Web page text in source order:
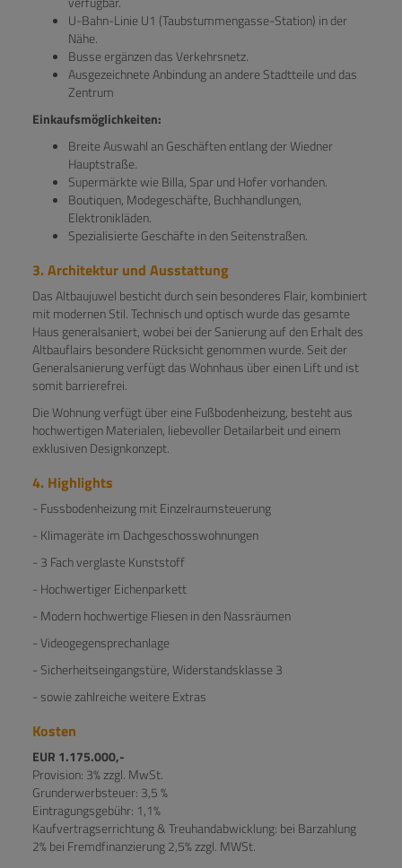
U-Bahn-Linie U1 (Taubstummengasse-Station) in der
Nähe.
Busse ergänzen das Verkehrsnetz.
Ausgezeichnete Anbindung an andere Stadtteile und das
Zentrum
Einkaufsmöglichkeiten:
Breite Auswahl an Geschäften entlang der Wiedner
Hauptstraße.
Supermärkte wie Billa, Spar und Hofer vorhanden.
Boutiquen, Modegeschäfte, Buchhandlungen,
Elektronikläden.
Spezialisierte Geschäfte in den Seitenstraßen.
3. Architektur und Ausstattung
Das Altbaujuwel besticht durch sein besonderes Flair, kombiniert
mit modernen Stil. Technisch und optisch wurde das gesamte
Haus generalsaniert, wobei bei der Sanierung auf den Erhalt des
Altbauflairs besondere Rücksicht genommen wurde. Seit der
Generalsanierung verfügt das Wohnhaus über einen Lift und ist
somit barrierefrei.
Die Wohnung verfügt über eine Fußbodenheizung, besteht aus
hochwertigen Materialen, liebevoller Detailarbeit und einem
exklusiven Designkonzept.
4. Highlights
- Fussbodenheizung mit Einzelraumsteuerung
- Klimageräte im Dachgeschosswohnungen
- 3 Fach verglaste Kunststoff
- Hochwertiger Eichenparkett
- Modern hochwertige Fliesen in den Nassräumen
- Videogegensprechanlage
- Sicherheitseingangstüre, Widerstandsklasse 3
- sowie zahlreiche weitere Extras
Kosten
EUR 1.175.000,-
Provision: 3% zzgl. MwSt.
Grunderwerbsteuer: 3,5 %
Eintragungsgebühr: 1,1%
Kaufvertragserrichtung & Treuhandabwicklung: bei Barzahlung
2% bei Fremdfinanzierung 2,5% zzgl. MWSt.